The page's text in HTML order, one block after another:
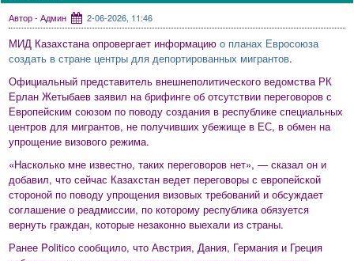
Автор - Админ 2-06-2026, 11:46
МИД Казахстана опровергает информацию о планах Евросоюза
создать в стране центры для депортированных мигрантов.
Официальный представитель внешнеполитического ведомства РК
Ерлан Жетыбаев заявил на брифинге об отсутствии переговоров с
Европейским союзом по поводу создания в республике специальных
центров для мигрантов, не получивших убежище в ЕС, в обмен на
упрощение визового режима.
«Насколько мне известно, таких переговоров нет», — сказал он и
добавил, что сейчас Казахстан ведет переговоры с европейской
стороной по поводу упрощения визовых требований и обсуждает
соглашение о реадмиссии, по которому республика обязуется
вернуть граждан, которые незаконно выехали из страны.
Ранее Politico сообщило, что Австрия, Дания, Германия и Греция